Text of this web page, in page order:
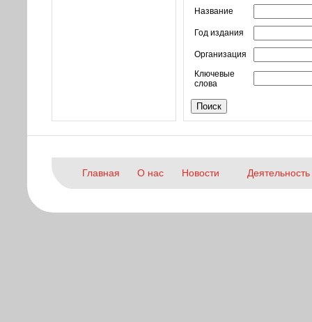
Название
Год издания
Организация
Ключевые
слова
Главная О нас Новости Деятельность